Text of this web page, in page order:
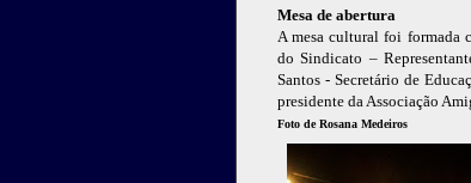
Mesa de abertura
A mesa cultural foi formada
do Sindicato –
Santos - Secretário de
presidente da Associação
Foto de Rosana Medeiros